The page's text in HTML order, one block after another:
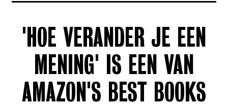
'HOE VERANDER JE EEN
MENING' IS EEN VAN
AMAZON'S BEST BOOKS